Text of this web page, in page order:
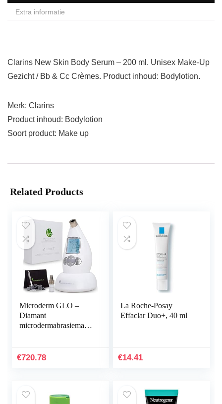
Extra informatie
Clarins New Skin Body Serum – 200 ml. Unisex Make-Up
Gezicht / Bb & Cc Crèmes. Product inhoud: Bodylotion.
Merk: Clarins
Product inhoud: Bodylotion
Soort product: Make up
Related Products
Microderm GLO –
Diamant
microdermabrasiemachi
microdermabrasiekit
€720.78
La Roche-Posay
Effaclar Duo+, 40 ml
€14.41